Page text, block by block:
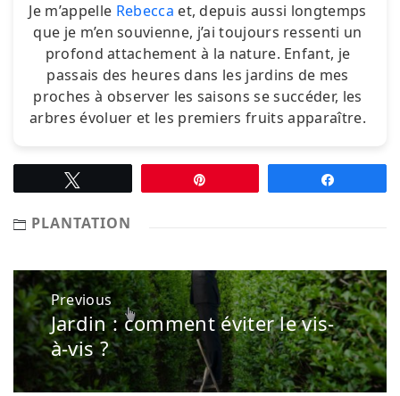
Je m’appelle Rebecca et, depuis aussi longtemps
que je m’en souvienne, j’ai toujours ressenti un
profond attachement à la nature. Enfant, je
passais des heures dans les jardins de mes
proches à observer les saisons se succéder, les
arbres évoluer et les premiers fruits apparaître.
PLANTATION
Navigation
de
l’article
Previous
Previous
post:
Jardin : comment éviter le vis-
à-vis ?